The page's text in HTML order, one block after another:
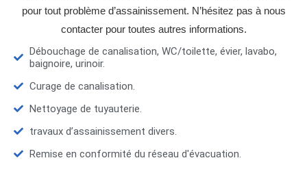
pour tout problème d’assainissement. N’hésitez pas à nous
contacter pour toutes autres informations.
Débouchage de canalisation, WC/toilette, évier, lavabo,
baignoire, urinoir.
Curage de canalisation.
Nettoyage de tuyauterie.
travaux d’assainissement divers.
Remise en conformité du réseau d'évacuation.